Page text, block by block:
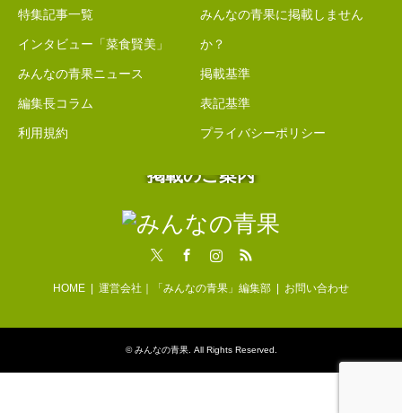
特集記事一覧
インタビュー「菜食賢美」
みんなの青果ニュース
編集長コラム
利用規約
みんなの青果に掲載しません
か？
掲載基準
表記基準
プライバシーポリシー
掲載のご案内
RSS
HOME 運営会社｜「みんなの青果」編集部 お問い合わせ
©みんなの青果. All Rights Reserved.